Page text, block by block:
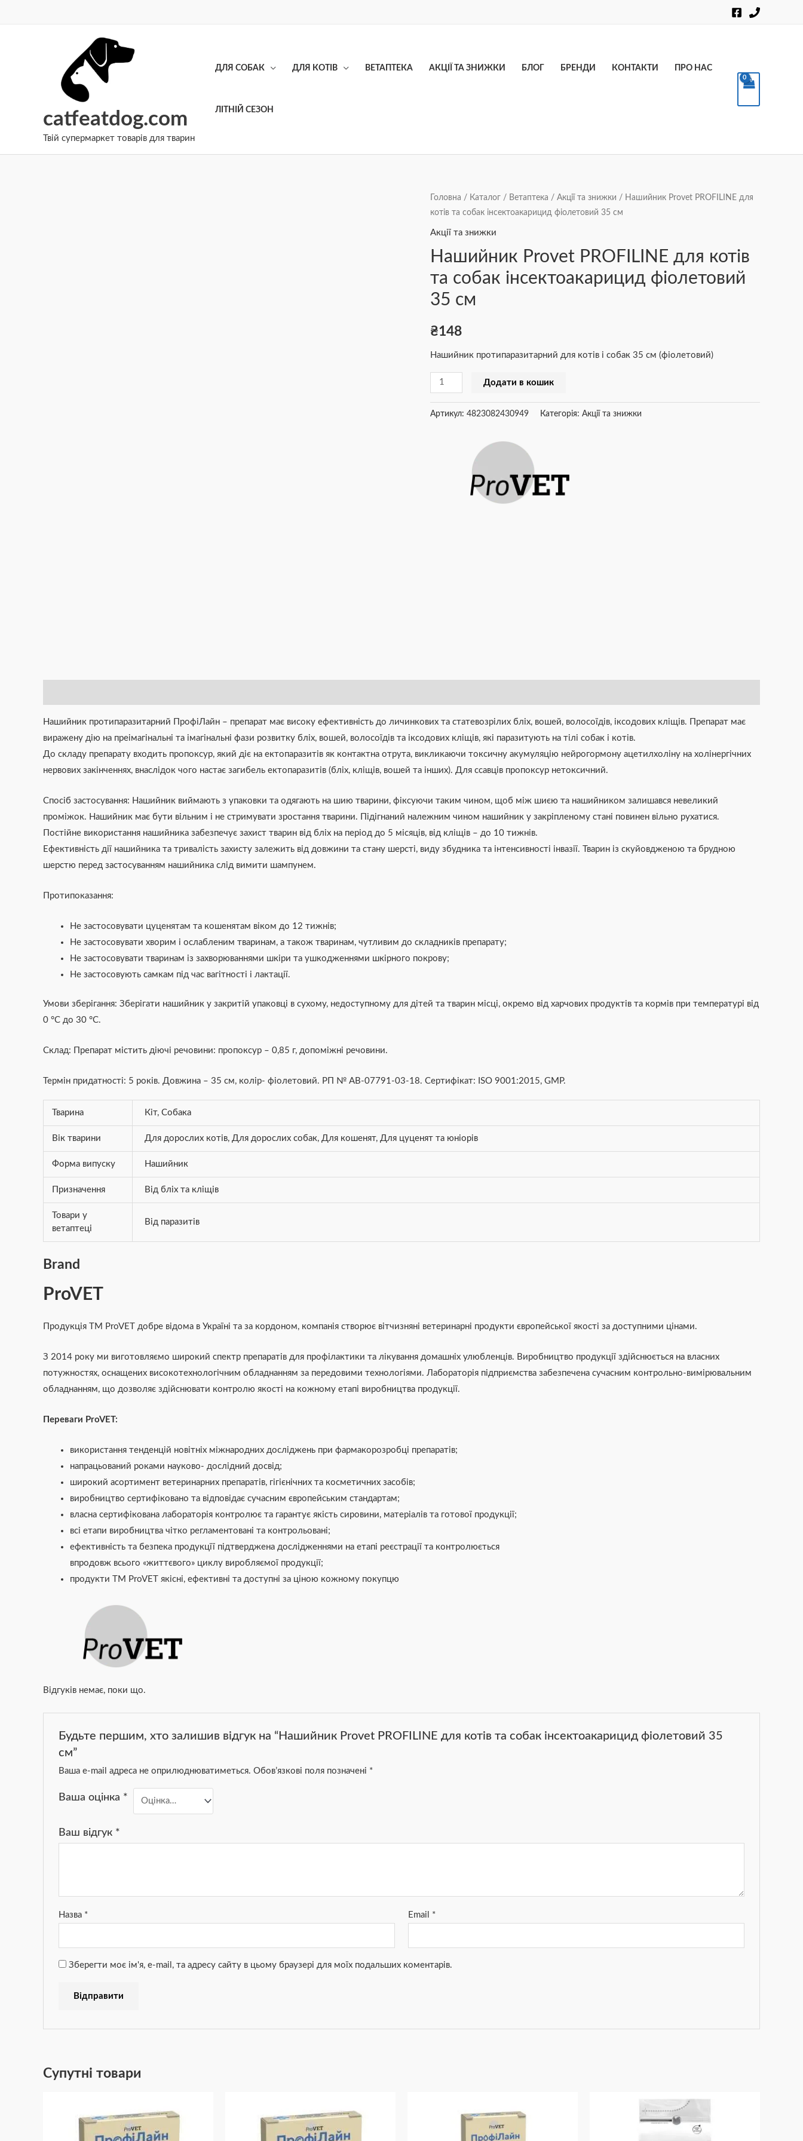
catfeatdog.com
Твій супермаркет товарів для тварин
ДЛЯ СОБАК ДЛЯ КОТІВ ВЕТАПТЕКА АКЦІЇ ТА ЗНИЖКИ БЛОГ БРЕНДИ КОНТАКТИ ПРО НАС
ЛІТНІЙ СЕЗОН
Головна / Каталог / Ветаптека / Акції та знижки / Нашийник Provet PROFILINE для
котів та собак інсектоакарицид фіолетовий 35 см
Акції та знижки
Нашийник Provet PROFILINE для котів
та собак інсектоакарицид фіолетовий
35 см
₴148
Нашийник протипаразитарний для котів і собак 35 см (фіолетовий)
Нашийник
Provet
PROFILINE
котів
та
собак
фіолетовий
см
кількість
Додати в кошик
Артикул: 4823082430949 Категорія: Акції та знижки
Нашийник протипаразитарний ПрофіЛайн – препарат має високу ефективність до личинкових та статевозрілих бліх, вошей, волосоїдів, іксодових кліщів. Препарат має
виражену дію на преімагінальні та імагінальні фази розвитку бліх, вошей, волосоїдів та іксодових кліщів, які паразитують на тілі собак і котів.
До складу препарату входить пропоксур, який діє на ектопаразитів як контактна отрута, викликаючи токсичну акумуляцію нейрогормону ацетилхоліну на холінергічних
нервових закінченнях, внаслідок чого настає загибель ектопаразитів (бліх, кліщів, вошей та інших). Для ссавців пропоксур нетоксичний.
Спосіб застосування: Нашийник виймають з упаковки та одягають на шию тварини, фіксуючи таким чином, щоб між шиєю та нашийником залишався невеликий
проміжок. Нашийник має бути вільним і не стримувати зростання тварини. Підігнаний належним чином нашийник у закріпленому стані повинен вільно рухатися.
Постійне використання нашийника забезпечує захист тварин від бліх на період до 5 місяців, від кліщів – до 10 тижнів.
Ефективність дії нашийника та тривалість захисту залежить від довжини та стану шерсті, виду збудника та інтенсивності інвазії. Тварин із скуйовдженою та брудною
шерстю перед застосуванням нашийника слід вимити шампунем.
Протипоказання:
Не застосовувати цуценятам та кошенятам віком до 12 тижнів;
Не застосовувати хворим і ослабленим тваринам, а також тваринам, чутливим до складників препарату;
Не застосовувати тваринам із захворюваннями шкіри та ушкодженнями шкірного покрову;
Не застосовують самкам під час вагітності і лактації.
Умови зберігання: Зберігати нашийник у закритій упаковці в сухому, недоступному для дітей та тварин місці, окремо від харчових продуктів та кормів при температурі від
0 °С до 30 °С.
Склад: Препарат містить діючі речовини: пропоксур – 0,85 г, допоміжні речовини.
Термін придатності: 5 років. Довжина – 35 см, колір- фіолетовий. РП № АВ-07791-03-18. Сертифікат: ISO 9001:2015, GMP.
Тварина Кіт,Собака
Вік тварини Для дорослих котів,Для дорослих собак,Для кошенят,Для цуценят та юніорів
Форма випуску Нашийник
Призначення Від бліх та кліщів
Товари у
ветаптеці
Від паразитів
Brand
ProVET
Продукція ТМ ProVET добре відома в Україні та за кордоном, компанія створює вітчизняні ветеринарні продукти європейської якості за доступними цінами.
З 2014 року ми виготовляємо широкий спектр препаратів для профілактики та лікування домашніх улюбленців. Виробництво продукції здійснюється на власних
потужностях, оснащених високотехнологічним обладнанням за передовими технологіями. Лабораторія підприємства забезпечена сучасним контрольно-вимірювальним
обладнанням, що дозволяє здійснювати контролю якості на кожному етапі виробництва продукції.
Переваги ProVET:
використання тенденцій новітніх міжнародних досліджень при фармакорозробці препаратів;
напрацьований роками науково- дослідний досвід;
широкий асортимент ветеринарних препаратів, гігієнічних та косметичних засобів;
виробництво сертифіковано та відповідає сучасним європейським стандартам;
власна сертифікована лабораторія контролює та гарантує якість сировини, матеріалів та готової продукції;
всі етапи виробництва чітко регламентовані та контрольовані;
ефективність та безпека продукцїї підтверджена дослідженнями на етапі реєстрації та контролюється
впродовж всього «життєвого» циклу виробляємої продукції;
продукти ТМ ProVET якісні, ефективні та доступні за ціною кожному покупцю
Відгуків немає, поки що.
Будьте першим, хто залишив відгук на “Нашийник Provet PROFILINE для котів та собак інсектоакарицид фіолетовий 35
см”
Ваша e-mail адреса не оприлюднюватиметься. Обов’язкові поля позначені *
Ваша оцінка *
Ваш відгук *
Назва * Email *
Зберегти моє ім'я, e-mail, та адресу сайту в цьому браузері для моїх подальших коментарів.
Супутні товари